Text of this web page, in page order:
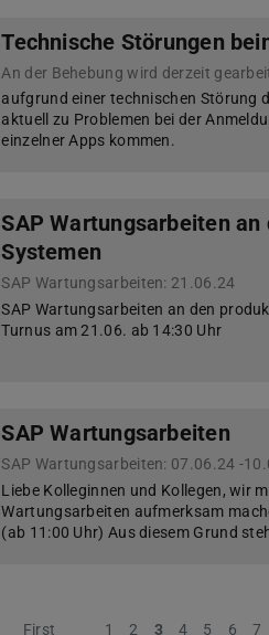
Technische Störungen
An der Behebung wird derzeit
aufgrund einer technischen Störung
aktuell zu Problemen bei der
einzelner Apps kommen.
SAP Wartungsarbeiten
Systemen
SAP Wartungsarbeiten: 21.06.24
SAP Wartungsarbeiten an den
Turnus am 21.06. ab 14:30 Uhr
SAP Wartungsarbeiten
SAP Wartungsarbeiten: 07.06.24 -
Liebe Kolleginnen und Kollegen, wir
Wartungsarbeiten aufmerksam
(ab 11:00 Uhr) Aus diesem Grund
First Previous
1 2 3 4 5 6 7